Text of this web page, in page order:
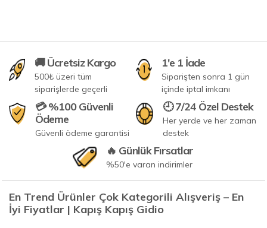
🚚 Ücretsiz Kargo
500₺ üzeri tüm
siparişlerde geçerli
1'e 1 İade
Siparişten sonra 1 gün
içinde iptal imkanı
💳 %100 Güvenli
Ödeme
Güvenli ödeme garantisi
🕘 7/24 Özel Destek
Her yerde ve her zaman
destek
🔥 Günlük Fırsatlar
%50'e varan indirimler
En Trend Ürünler Çok Kategorili Alışveriş – En
İyi Fiyatlar | Kapış Kapış Gidio